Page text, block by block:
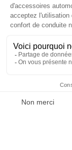
ACCESSOIRES
Le site
pour équiper votre